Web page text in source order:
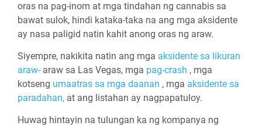
oras na pag-inom at mga tindahan ng cannabis sa
bawat sulok, hindi kataka-taka na ang mga aksidente
ay nasa paligid natin kahit anong oras ng araw.
Siyempre, nakikita natin ang mga aksidente sa likuran
araw- araw sa Las Vegas, mga pag-crash , mga
kotseng umaatras sa mga daanan , mga aksidente sa
paradahan, at ang listahan ay nagpapatuloy.
Huwag hintayin na tulungan ka ng kompanya ng